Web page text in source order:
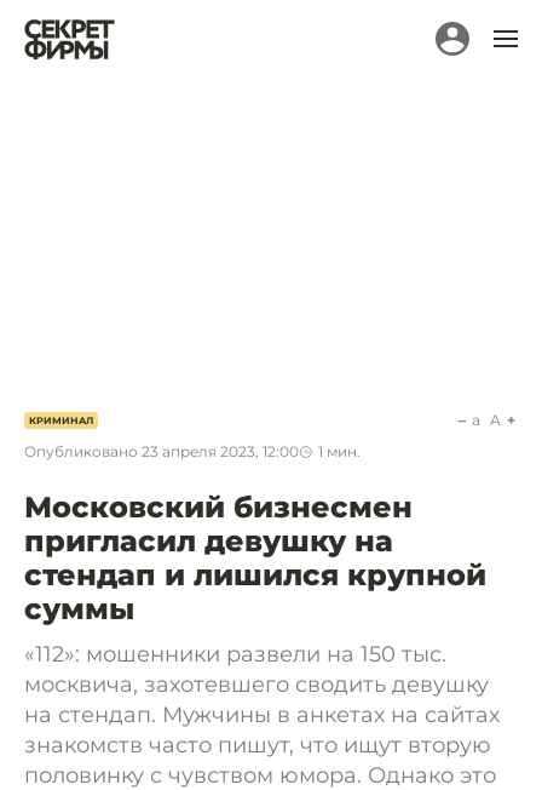
КРИМИНАЛ
Опубликовано 23 апреля 2023, 12:00 1 мин.
a A
Московский бизнесмен
пригласил девушку на
стендап и лишился крупной
суммы
«112»: мошенники развели на 150 тыс.
москвича, захотевшего сводить девушку
на стендап. Мужчины в анкетах на сайтах
знакомств часто пишут, что ищут вторую
половинку с чувством юмора. Однако это